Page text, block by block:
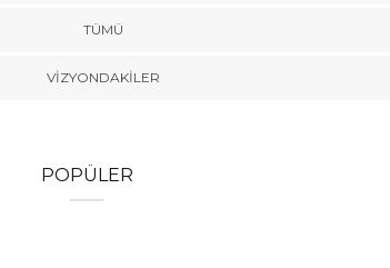
TÜMÜ
VIZYONDAKILER
POPÜLER